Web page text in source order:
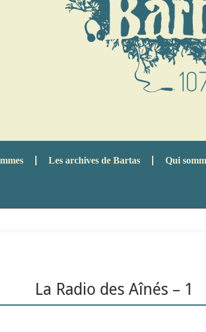
Les archives de Bartas Qui
La Radio des Aînés – 1